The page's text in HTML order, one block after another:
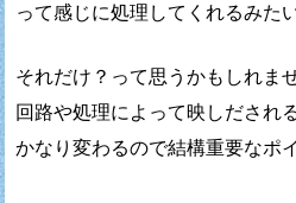
って感じに処理してくれるみた
それだけ？って思うかもしれま
回路や処理によって映しだされ
かなり変わるので結構重要なポ